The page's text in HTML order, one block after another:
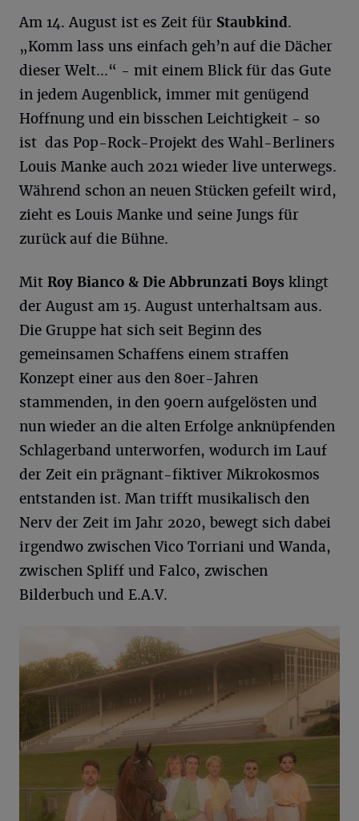
Am 14. August ist es Zeit für Staubkind.
„Komm lass uns einfach geh’n auf die Dächer
dieser Welt...“ - mit einem Blick für das Gute
in jedem Augenblick, immer mit genügend
Hoffnung und ein bisschen Leichtigkeit - so
ist das Pop-Rock-Projekt des Wahl-Berliners
Louis Manke auch 2021 wieder live unterwegs.
Während schon an neuen Stücken gefeilt wird,
zieht es Louis Manke und seine Jungs für
zurück auf die Bühne.
Mit Roy Bianco & Die Abbrunzati Boys klingt
der August am 15. August unterhaltsam aus.
Die Gruppe hat sich seit Beginn des
gemeinsamen Schaffens einem straffen
Konzept einer aus den 80er-Jahren
stammenden, in den 90ern aufgelösten und
nun wieder an die alten Erfolge anknüpfenden
Schlagerband unterworfen, wodurch im Lauf
der Zeit ein prägnant-fiktiver Mikrokosmos
entstanden ist. Man trifft musikalisch den
Nerv der Zeit im Jahr 2020, bewegt sich dabei
irgendwo zwischen Vico Torriani und Wanda,
zwischen Spliff und Falco, zwischen
Bilderbuch und E.A.V.